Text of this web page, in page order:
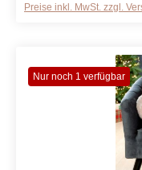
Preise inkl. MwSt. zzgl.
Nur noch 1 verfügbar